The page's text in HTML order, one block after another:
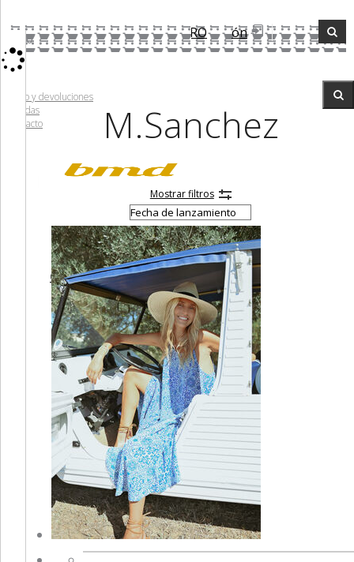
REGISTRO
Iniciar sesión
0
Envío y devoluciones
Tiendas
Contacto
ZAPATOS
COMPLEMENTOS
MORRODELOVE
OUTLET
M.Sanchez
Mostrar filtros